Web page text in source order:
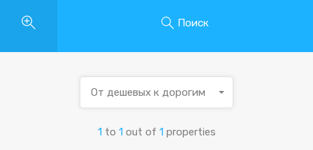
Поиск
1to 1out of 1properties
От дешевых к дорогим